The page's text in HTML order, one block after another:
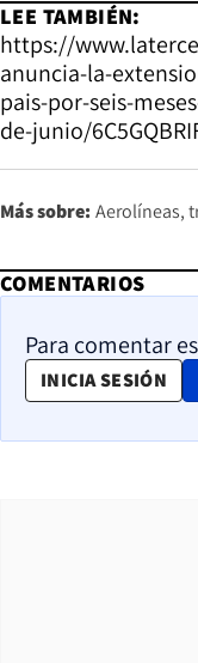
LEE TAMBIÉN:
https://
anuncia-la-
pais-por-seis-
de-junio/
Más sobre: Aerolíneas
COMENTARIOS
Para comentar
INICIA SESIÓN